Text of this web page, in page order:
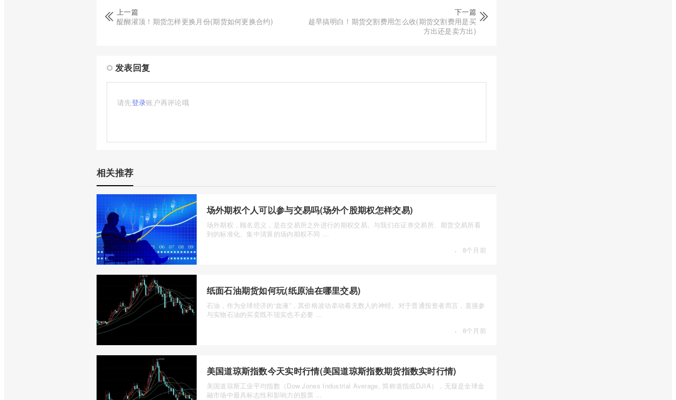
上一篇
醍醐灌顶！期货怎样更换月份(期货如何更换合约)
下一篇
趁早搞明白！期货交割费用怎么收(期货交割费用是买
方出还是卖方出)
发表回复
请先登录账户再评论哦
相关推荐
场外期权个人可以参与交易吗(场外个股期权怎样交易)
场外期权，顾名思义，是在交易所之外进行的期权交易。与我们在证券交易所、期货交易所看
到的标准化、集中清算的场内期权不同 ...
· 8个月前
纸面石油期货如何玩(纸原油在哪里交易)
石油，作为全球经济的“血液”，其价格波动牵动着无数人的神经。对于普通投资者而言，直接参
与实物石油的买卖既不现实也不必要 ...
· 8个月前
美国道琼斯指数今天实时行情(美国道琼斯指数期货指数实时行情)
美国道琼斯工业平均指数（Dow Jones Industrial Average, 简称道指或DJIA），无疑是全球金
融市场中最具标志性和影响力的股票 ...